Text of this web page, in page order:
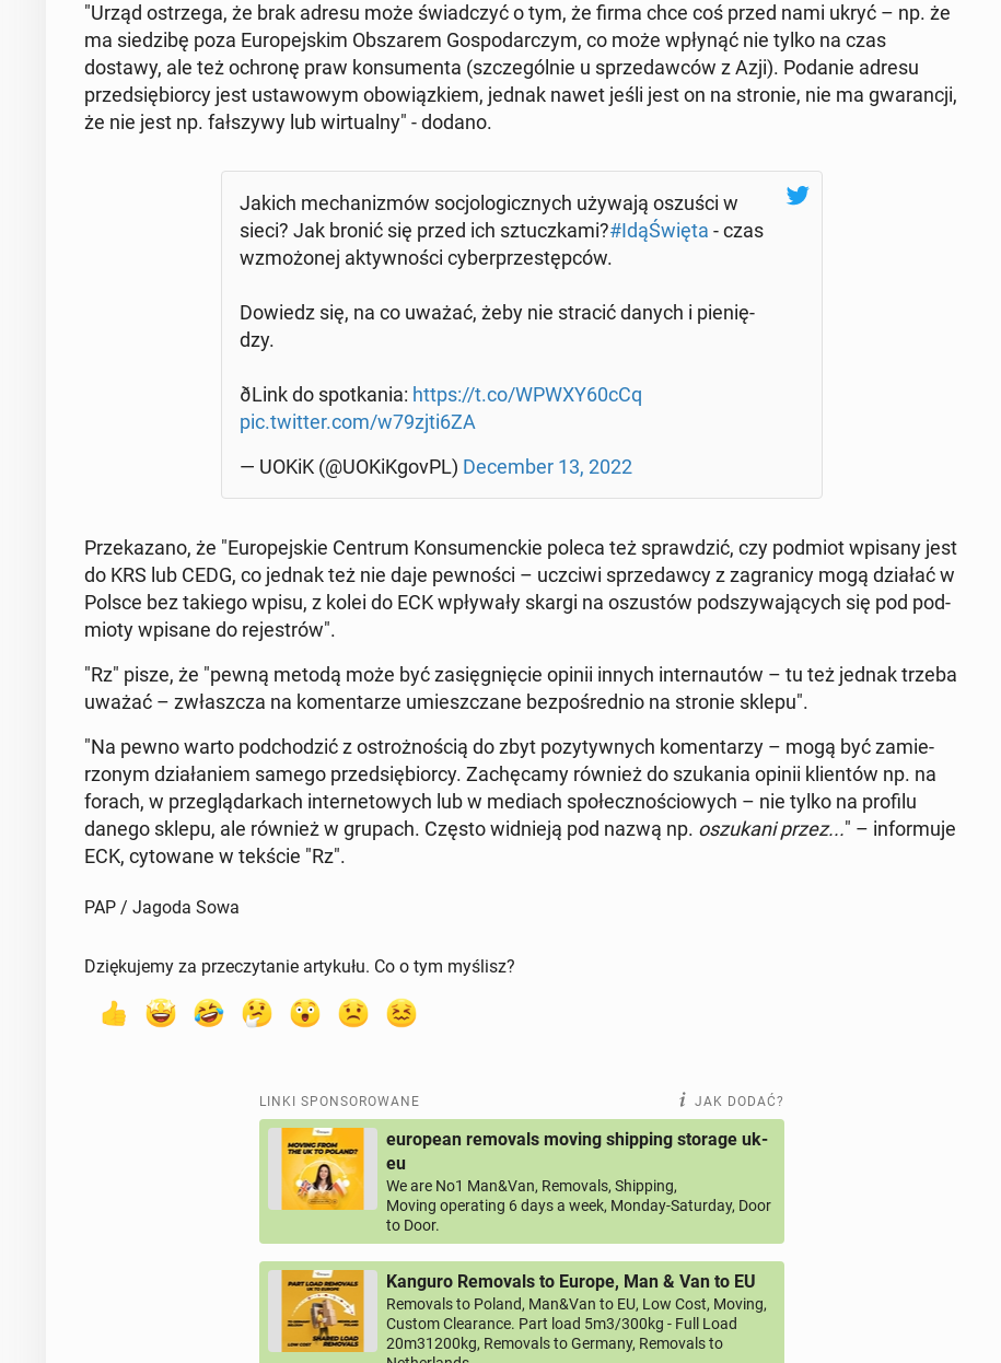
"Urząd ostrze­ga, że brak adresu może świad­czyć o tym, że firma chce coś przed nami ukryć – np. że
ma sie­dzi­bę poza Eu­ro­pej­skim Ob­sza­rem Go­spo­dar­czym, co może wpłynąć nie tylko na czas
dostawy, ale też ochronę praw kon­su­men­ta (szcze­gól­nie u sprze­daw­ców z Azji). Podanie adresu
przed­się­bior­cy jest usta­wo­wym obo­wiąz­kiem, jednak nawet jeśli jest on na stronie, nie ma gwa­ran­cji,
że nie jest np. fał­szy­wy lub wir­tu­al­ny" - dodano.
Jakich me­cha­ni­zmów so­cjo­lo­gicz­nych używają oszuści w
sieci? Jak bronić się przed ich sztucz­ka­mi?#Idą­Świę­ta - czas
wzmo­żo­nej ak­tyw­no­ści cy­ber­prze­stęp­ców.
Dowiedz się, na co uważać, żeby nie stracić danych i pie­nię­
dzy.
ðLink do spo­tka­nia: https://t.co/WPWXY60cCq
pic.twitter.com/w79zjti6ZA
— UOKiK (@UOKiK­go­vPL) De­cem­ber 13, 2022
Prze­ka­za­no, że "Eu­ro­pej­skie Centrum Kon­su­menc­kie poleca też spraw­dzić, czy podmiot wpisany jest
do KRS lub CEDG, co jednak też nie daje pew­no­ści – uczciwi sprze­daw­cy z za­gra­ni­cy mogą działać w
Polsce bez takiego wpisu, z kolei do ECK wpły­wa­ły skargi na oszu­stów pod­szy­wa­ją­cych się pod pod­
mio­ty wpisane do re­je­strów".
"Rz" pisze, że "pewną metodą może być za­się­gnię­cie opinii innych in­ter­nau­tów – tu też jednak trzeba
uważać – zwłasz­cza na ko­men­ta­rze umiesz­cza­ne bez­po­śred­nio na stronie sklepu".
"Na pewno warto pod­cho­dzić z ostroż­no­ścią do zbyt po­zy­tyw­nych ko­men­ta­rzy – mogą być za­mie­
rzo­nym dzia­ła­niem samego przed­się­bior­cy. Za­chę­ca­my również do szu­ka­nia opinii klien­tów np. na
forach, w prze­glą­dar­kach in­ter­ne­to­wych lub w mediach spo­łecz­no­ścio­wych – nie tylko na profilu
danego sklepu, ale również w grupach. Często wid­nie­ją pod nazwą np. oszu­ka­ni przez..." – in­for­mu­je
ECK, cy­to­wa­ne w tekście "Rz".
PAP / Jagoda Sowa
Dziękujemy za przeczytanie artykułu. Co o tym myślisz?
LINKI SPONSOROWANE JAK DODAĆ?
european removals moving shipping storage uk-
eu
We are No1 Man&Van, Removals, Shipping,
Moving operating 6 days a week, Monday-Saturday, Door
to Door.
Kanguro Removals to Europe, Man & Van to EU
Removals to Poland, Man&Van to EU, Low Cost, Moving,
Custom Clearance. Part load 5m3/300kg - Full Load
20m31200kg, Removals to Germany, Removals to